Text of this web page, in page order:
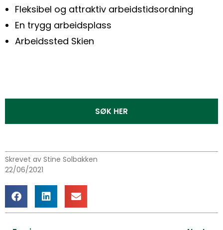
Fleksibel og attraktiv arbeidstidsordning
En trygg arbeidsplass
Arbeidssted Skien
SØK HER
Skrevet av Stine Solbakken
22/06/2021